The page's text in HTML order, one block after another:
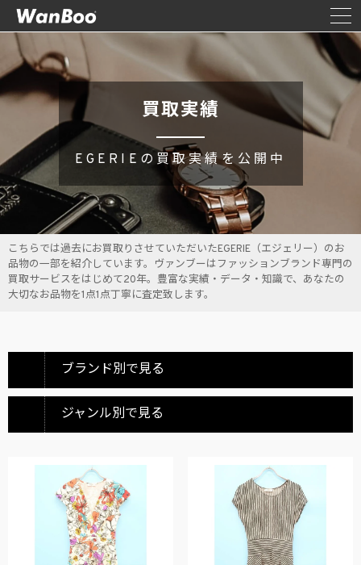
買取実績
EGERIEの買取実績を公開中
こちらでは過去にお買取りさせていただいたEGERIE（エジェリー）のお
品物の一部を紹介しています。ヴァンブーはファッションブランド専門の
買取サービスをはじめて20年。豊富な実績・データ・知識で、あなたの
大切なお品物を1点1点丁寧に査定致します。
ブランド別で見る
ジャンル別で見る